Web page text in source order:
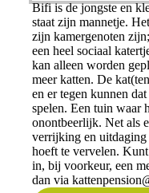
Bifi is de jongste en
staat zijn mannetje.
zijn kamergenoten
een heel sociaal
kan alleen worden
meer katten. De
en er tegen kunnen
spelen. Een tuin waar
onontbeerlijk. Net als
verrijking en
hoeft te vervelen.
in, bij voorkeur, een
dan via